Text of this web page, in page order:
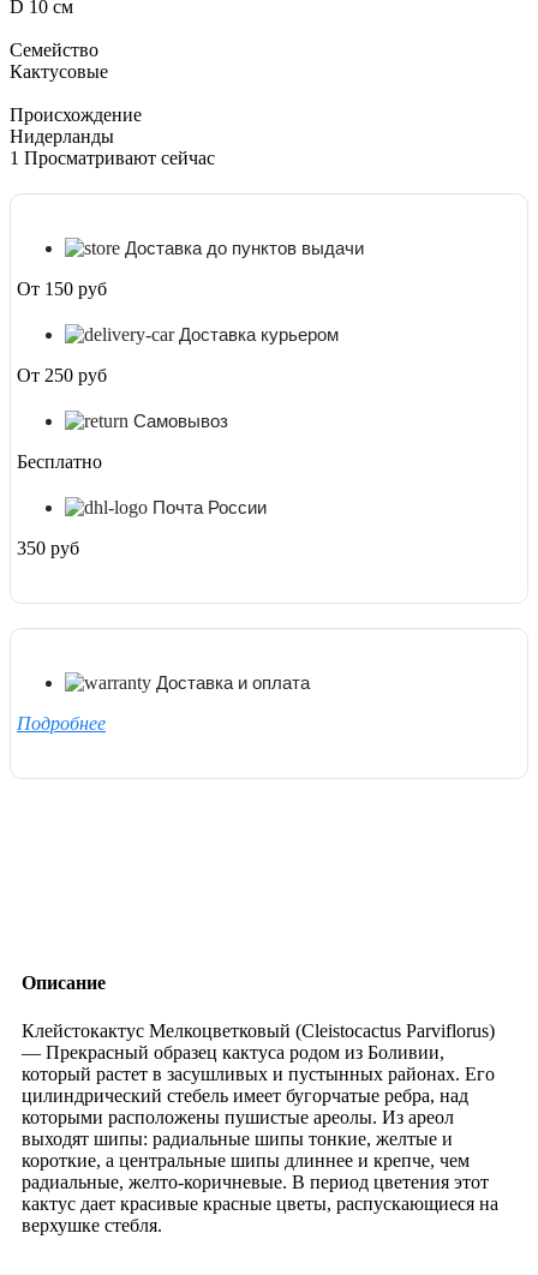
D 10 см
Семейство
Кактусовые
Происхождение
Нидерланды
1 Просматривают сейчас
Доставка до пунктов выдачи
От 150 руб
Доставка курьером
От 250 руб
Самовывоз
Бесплатно
Почта России
350 руб
Доставка и оплата
Подробнее
Описание
Клейстокактус Мелкоцветковый (Cleistocactus Parviflorus)
— Прекрасный образец кактуса родом из Боливии,
который растет в засушливых и пустынных районах. Его
цилиндрический стебель имеет бугорчатые ребра, над
которыми расположены пушистые ареолы. Из ареол
выходят шипы: радиальные шипы тонкие, желтые и
короткие, а центральные шипы длиннее и крепче, чем
радиальные, желто-коричневые. В период цветения этот
кактус дает красивые красные цветы, распускающиеся на
верхушке стебля.